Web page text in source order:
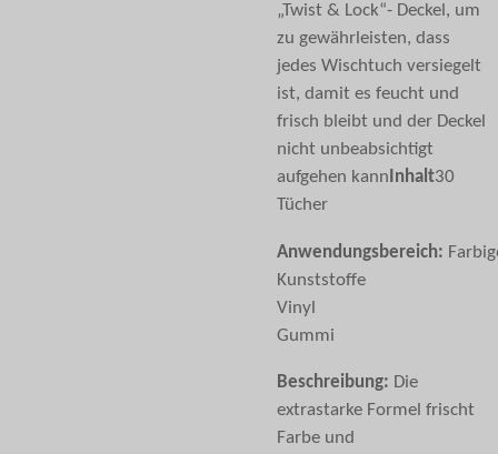
„Twist & Lock“- Deckel, um
zu gewährleisten, dass
jedes Wischtuch versiegelt
ist, damit es feucht und
frisch bleibt und der Deckel
nicht unbeabsichtigt
aufgehen kannInhalt30
Tücher
Anwendungsbereich:
Kunststoffe
Vinyl
Gummi
Beschreibung: Die
extrastarke Formel frischt
Farbe und